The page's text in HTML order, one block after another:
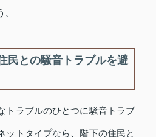
民との騒音トラブルを避
トラブルのひとつに騒音トラブ
ットタイプなら、階下の住民と